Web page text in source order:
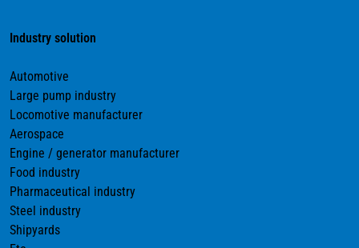
Industry solution
Automotive
Large pump industry
Locomotive manufacturer
Aerospace
Engine / generator manufacturer
Food industry
Pharmaceutical industry
Steel industry
Shipyards